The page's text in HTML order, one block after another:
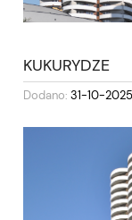
KUKURYDZE
Dodano: 31-10-2025